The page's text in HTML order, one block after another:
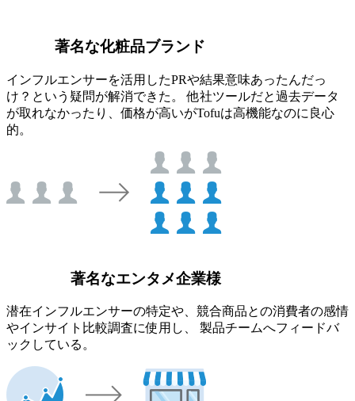
著名な化粧品ブランド
インフルエンサーを活用したPRや結果意味あったんだっ
け？という疑問が解消できた。 他社ツールだと過去データ
が取れなかったり、価格が高いがTofuは高機能なのに良心
的。
著名なエンタメ企業様
潜在インフルエンサーの特定や、競合商品との消費者の感情
やインサイト比較調査に使用し、 製品チームへフィードバ
ックしている。